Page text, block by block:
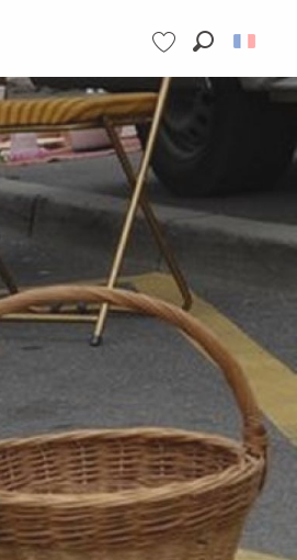
Voir les favoris